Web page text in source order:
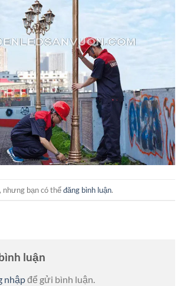
nhưng bạn có thểđăng bình luận.
luận
nhậpđể gửi bình luận.